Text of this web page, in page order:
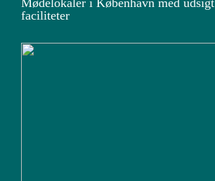
Mødelokaler i København med
faciliteter